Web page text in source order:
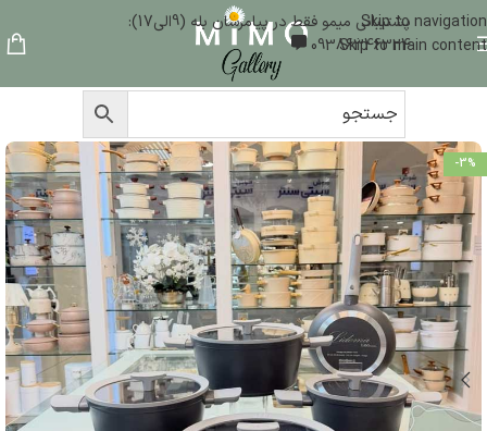
Skip to navigation
Skip to main content
پشتیبانی میمو فقط در پیامرسان بله (9الی17):
09386346324
-3%